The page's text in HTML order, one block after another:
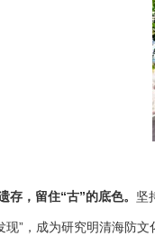
存，留住“古”的底色。 坚
”，成为研究明清海防文